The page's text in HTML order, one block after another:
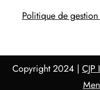
Politique de
Copyright 2024 | CJP